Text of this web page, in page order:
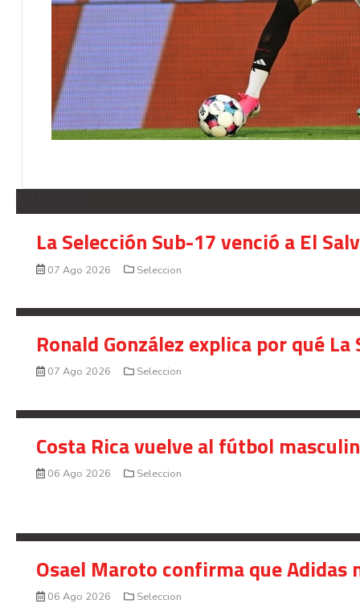
La Selección Sub-17 venció a El
07 Ago 2026 Seleccion
Ronald González explica por qué
07 Ago 2026 Seleccion
Costa Rica vuelve al fútbol
06 Ago 2026 Seleccion
Osael Maroto confirma que Adidas
06 Ago 2026 Seleccion